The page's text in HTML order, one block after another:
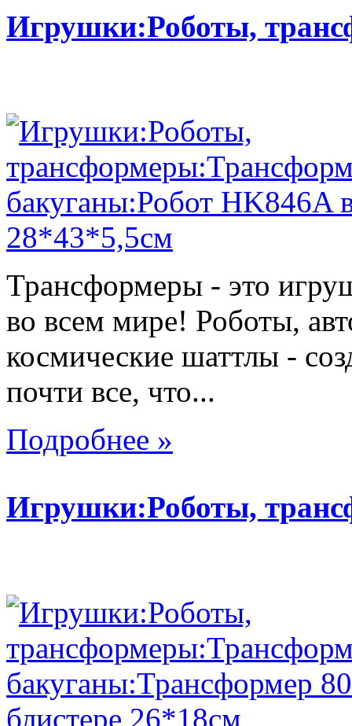
Игрушки:Роботы,
Трансформеры - это
во всем мире! Роботы,
космические шаттлы -
почти все, что...
Подробнее »
Игрушки:Роботы,